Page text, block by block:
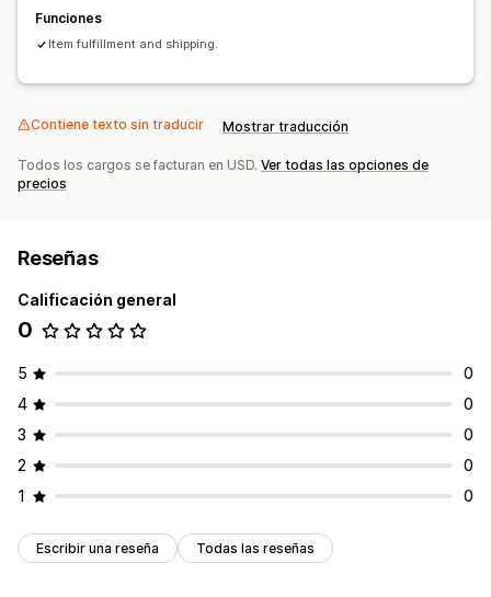
Etiqueta blanca
Seguimiento de pedidos
Funciones
Item fulfillment and shipping.
Contiene texto sin traducir Mostrar traducción
Todos los cargos se facturan en USD. Ver todas las opciones de
precios
Reseñas
Calificación general
0
5
0
4
0
3
0
2
0
1
0
Escribir una reseña Todas las reseñas